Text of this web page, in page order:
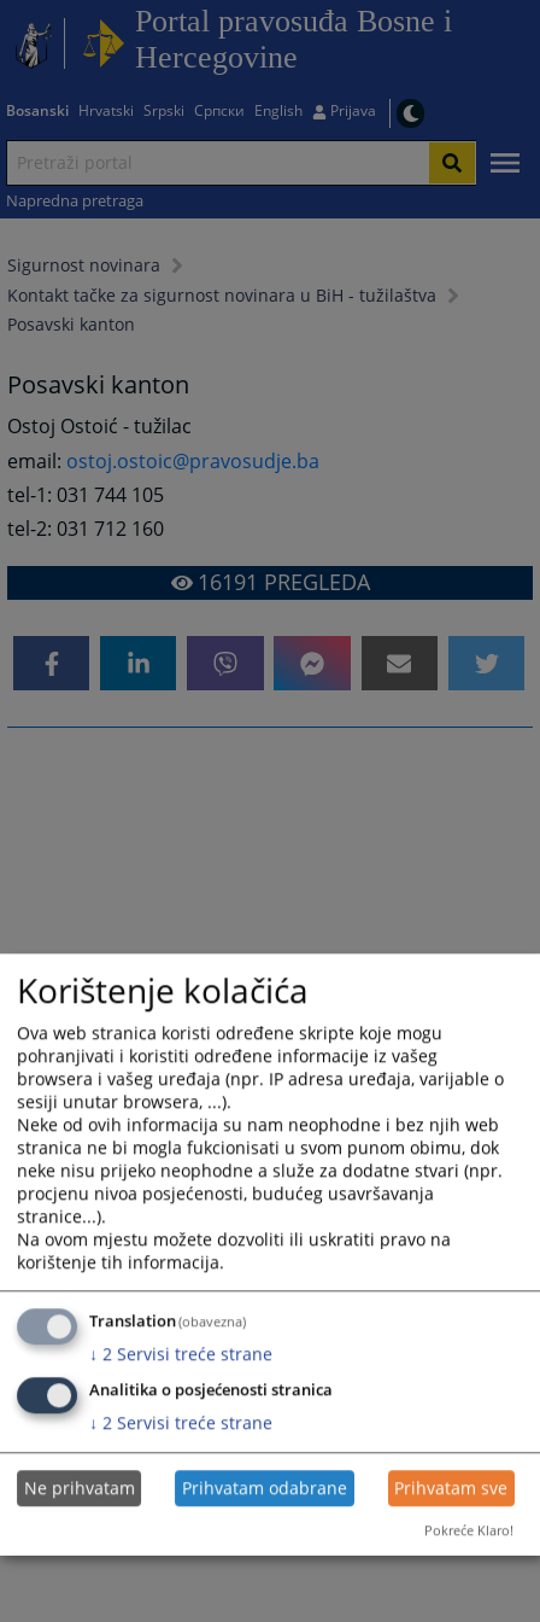
Portal pravosuđa Bosne i
Hercegovine
Bosanski Hrvatski Srpski Српски English Prijava
Napredna pretraga
Sigurnost novinara
Kontakt tačke za sigurnost novinara u BiH - tužilaštva
Posavski kanton
Posavski kanton
Ostoj Ostoić - tužilac
email: ostoj.ostoic@pravosudje.ba
tel-1: 031 744 105
tel-2: 031 712 160
16191 PREGLEDA
Korištenje kolačića
Ova web stranica koristi određene skripte koje mogu
pohranjivati i koristiti određene informacije iz vašeg
browsera i vašeg uređaja (npr. IP adresa uređaja, varijable o
sesiji unutar browsera, ...).
Neke od ovih informacija su nam neophodne i bez njih web
stranica ne bi mogla fukcionisati u svom punom obimu, dok
neke nisu prijeko neophodne a služe za dodatne stvari (npr.
procjenu nivoa posjećenosti, budućeg usavršavanja
stranice...).
Na ovom mjestu možete dozvoliti ili uskratiti pravo na
korištenje tih informacija.
Translation(obavezna)
↓ 2 Servisi treće strane
Analitika o posjećenosti stranica
↓ 2 Servisi treće strane
Ne prihvatam Prihvatam odabrane Prihvatam sve
Pokreće Klaro!